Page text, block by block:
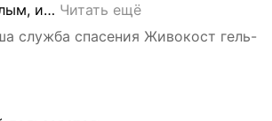
и… Читать ещё
служба спасения Живокост гель-